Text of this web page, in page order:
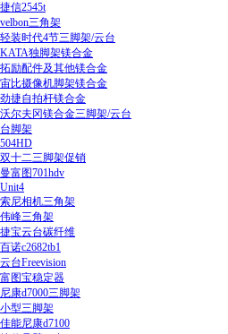
捷信2545t
velbon三角架
轻装时代4节三脚架/云台
KATA独脚架镁合金
拓励配件及其他镁合金
宙比摄像机脚架镁合金
劲捷自拍杆镁合金
沃尔夫冈镁合金三脚架/云台
台脚架
504HD
双十二三脚架促销
曼富图701hdv
Unit4
索尼相机三角架
伟峰三角架
捷宝云台碳纤维
百诺c2682tb1
云台Freevision
富图宝稳定器
尼康d7000三脚架
小型三脚架
佳能尼康d7100